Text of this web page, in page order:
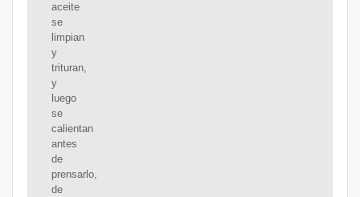
aceite
se
limpian
y
trituran,
y
luego
se
calientan
antes
de
prensarlo,
de